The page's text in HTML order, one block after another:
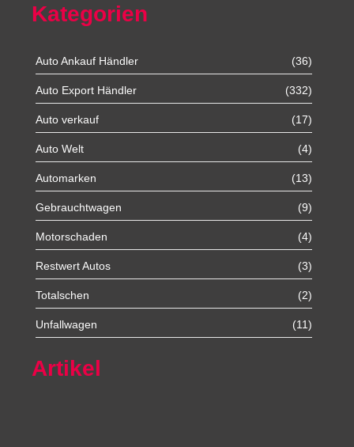
Kategorien
Auto Ankauf Händler (36)
Auto Export Händler (332)
Auto verkauf (17)
Auto Welt (4)
Automarken (13)
Gebrauchtwagen (9)
Motorschaden (4)
Restwert Autos (3)
Totalschen (2)
Unfallwagen (11)
Artikel